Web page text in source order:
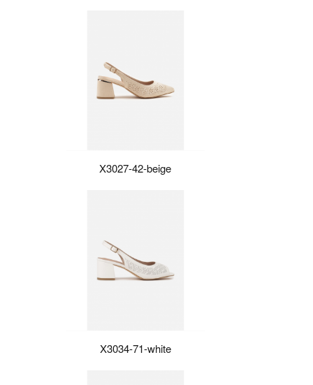
X3027-42-beige
X3034-71-white